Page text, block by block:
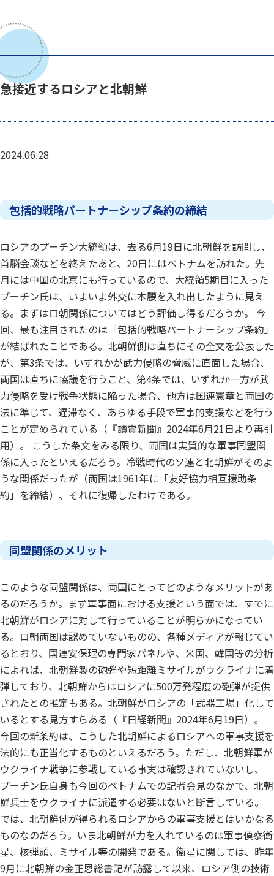
急接近するロシアと北朝鮮
2024.06.28
包括的戦略パートナーシップ条約の締結
ロシアのプーチン大統領は、去る6月19日に北朝鮮を訪問し、
首脳会談などを終えたあと、20日にはベトナムを訪れた。先
月には中国の北京にも行っているので、大統領5期目に入った
プーチン氏は、いよいよ外交に本腰を入れ出したように見え
る。まずはロ朝関係についてはどう評価し得るだろうか。 今
回、最も注目されたのは「包括的戦略パートナーシップ条約」
が結ばれたことである。北朝鮮側は直ちにその全文を公表した
が、第3条では、いずれかが武力侵略の脅威に直面した場合、
両国は直ちに協議を行うこと、第4条では、いずれか一方が武
力侵略を受け戦争状態に陥った場合、他方は国連憲章と両国の
法に準じて、遅滞なく、あらゆる手段で軍事的支援などを行う
ことが定められている（『讀賣新聞』2024年6月21日より再引
用）。 こうした条文をみる限り、両国は実質的な軍事同盟関
係に入ったといえるだろう。冷戦時代のソ連と北朝鮮がそのよ
うな関係だったが（両国は1961年に「友好協力相互援助条
約」を締結）、それに復帰したわけである。
同盟関係のメリット
このような同盟関係は、両国にとってどのようなメリットがあ
るのだろうか。まず軍事面における支援という面では、すでに
北朝鮮がロシアに対して行っていることが明らかになってい
る。ロ朝両国は認めていないものの、各種メディアが報じてい
るとおり、国連安保理の専門家パネルや、米国、韓国等の分析
によれば、北朝鮮製の砲弾や短距離ミサイルがウクライナに着
弾しており、北朝鮮からはロシアに500万発程度の砲弾が提供
されたとの推定もある。北朝鮮がロシアの「武器工場」化して
いるとする見方すらある（『日経新聞』2024年6月19日）。
今回の新条約は、こうした北朝鮮によるロシアへの軍事支援を
法的にも正当化するものといえるだろう。ただし、北朝鮮軍が
ウクライナ戦争に参戦している事実は確認されていないし、
プーチン氏自身も今回のベトナムでの記者会見のなかで、北朝
鮮兵士をウクライナに派遣する必要はないと断言している。
では、北朝鮮側が得られるロシアからの軍事支援とはいかなる
ものなのだろう。いま北朝鮮が力を入れているのは軍事偵察衛
星、核弾頭、ミサイル等の開発である。衛星に関しては、昨年
9月に北朝鮮の金正恩総書記が訪露して以来、ロシア側の技術